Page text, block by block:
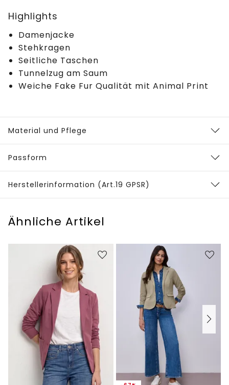
Highlights
Damenjacke
Stehkragen
Seitliche Taschen
Tunnelzug am Saum
Weiche Fake Fur Qualität mit Animal Print
Material und Pflege
Passform
Herstellerinformation (Art.19 GPSR)
Ähnliche Artikel